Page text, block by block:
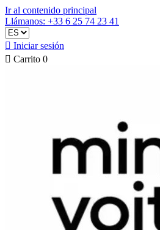
Ir al contenido principal
Llámanos: +33 6 25 74 23 41
 Iniciar sesión
 Carrito 0